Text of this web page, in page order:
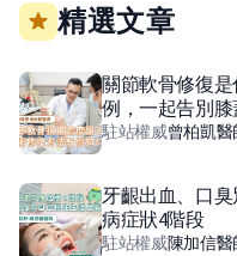
精選文章
關節軟骨修復
例，一起告別膝
駐站權威曾柏凱醫
牙齦出血、口
病症狀4階段
駐站權威陳加信醫